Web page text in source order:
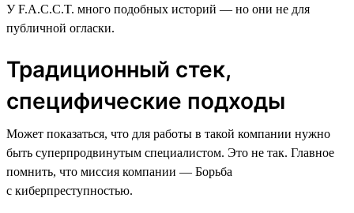
У F.A.C.C.T. много подобных историй — но они не для
публичной огласки.
Традиционный стек,
специфические подходы
Может показаться, что для работы в такой компании нужно
быть суперпродвинутым специалистом. Это не так. Главное
помнить, что миссия компании — Борьба
с киберпреступностью.